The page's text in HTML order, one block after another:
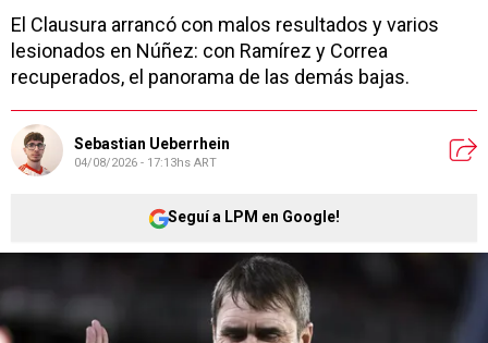
El Clausura arrancó con malos resultados y varios
lesionados en Núñez: con Ramírez y Correa
recuperados, el panorama de las demás bajas.
Sebastian Ueberrhein
04/08/2026 - 17:13hs ART
Seguí a LPM en Google!